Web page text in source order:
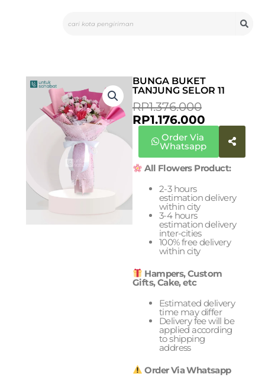
BUNGA BUKET
TANJUNG SELOR 11
RP1.376.000
RP1.176.000
Order Via
Whatsapp
All Flowers Product:
2-3 hours
estimation delivery
within city
3-4 hours
estimation delivery
inter-cities
100% free delivery
within city
Hampers, Custom
Gifts, Cake, etc
Estimated delivery
time may differ
Delivery fee will be
applied according
to shipping
address
Order Via Whatsapp